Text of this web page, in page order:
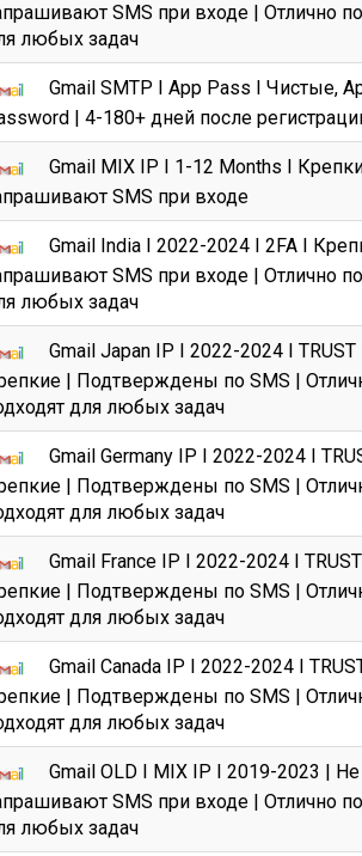
SMS при входе | Отлично
любых задач
Gmail SMTP I App Pass I Чистые,
| 4-180+ дней после
Gmail MIX IP I 1-12 Months I
SMS при входе
Gmail India I 2022-2024 I 2FA I
SMS при входе | Отлично
любых задач
Gmail Japan IP I 2022-2024 I TRUST
| Подтверждены по SMS |
для любых задач
Gmail Germany IP I 2022-2024 I
| Подтверждены по SMS |
для любых задач
Gmail France IP I 2022-2024 I
| Подтверждены по SMS |
для любых задач
Gmail Canada IP I 2022-2024 I
| Подтверждены по SMS |
для любых задач
Gmail OLD I MIX IP I 2019-2023 | Не
SMS при входе | Отлично
любых задач